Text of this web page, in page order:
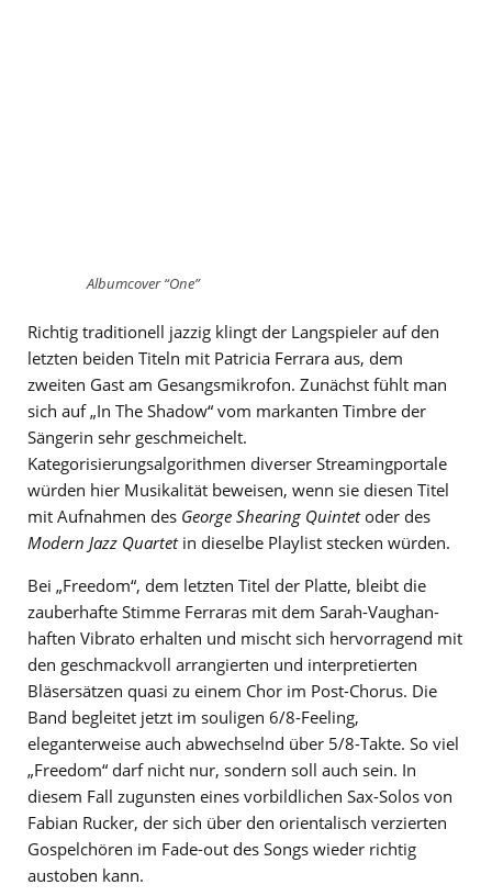
Albumcover “One”
Richtig traditionell jazzig klingt der Langspieler auf den
letzten beiden Titeln mit Patricia Ferrara aus, dem
zweiten Gast am Gesangsmikrofon. Zunächst fühlt man
sich auf „In The Shadow“ vom markanten Timbre der
Sängerin sehr geschmeichelt.
Kategorisierungsalgorithmen diverser Streamingportale
würden hier Musikalität beweisen, wenn sie diesen Titel
mit Aufnahmen des George Shearing Quintetoder des
Modern Jazz Quartetin dieselbe Playlist stecken würden.
Bei „Freedom“, dem letzten Titel der Platte, bleibt die
zauberhafte Stimme Ferraras mit dem Sarah-Vaughan-
haften Vibrato erhalten und mischt sich hervorragend mit
den geschmackvoll arrangierten und interpretierten
Bläsersätzen quasi zu einem Chor im Post-Chorus. Die
Band begleitet jetzt im souligen 6/8-Feeling,
eleganterweise auch abwechselnd über 5/8-Takte. So viel
„Freedom“ darf nicht nur, sondern soll auch sein. In
diesem Fall zugunsten eines vorbildlichen Sax-Solos von
Fabian Rucker, der sich über den orientalisch verzierten
Gospelchören im Fade-out des Songs wieder richtig
austoben kann.